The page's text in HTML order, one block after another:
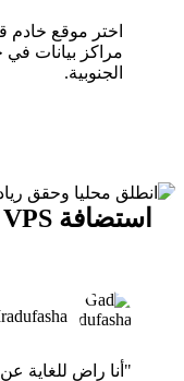
اختر موقع خادم
مراكز بيانات في
الجنوبية.